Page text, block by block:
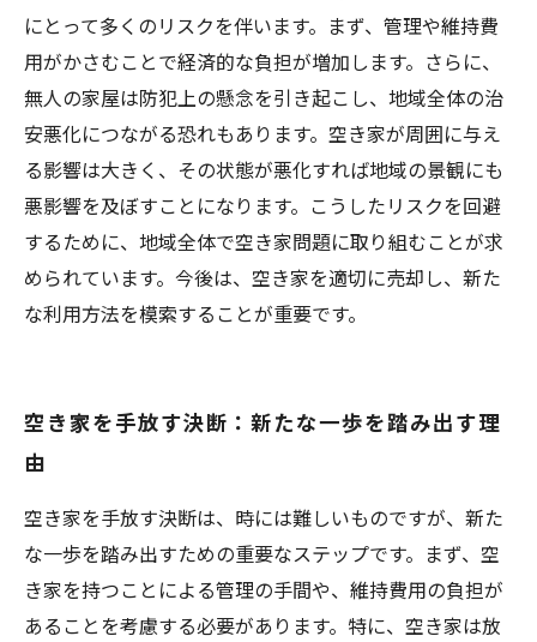
にとって多くのリスクを伴います。まず、管理や維持費
用がかさむことで経済的な負担が増加します。さらに、
無人の家屋は防犯上の懸念を引き起こし、地域全体の治
安悪化につながる恐れもあります。空き家が周囲に与え
る影響は大きく、その状態が悪化すれば地域の景観にも
悪影響を及ぼすことになります。こうしたリスクを回避
するために、地域全体で空き家問題に取り組むことが求
められています。今後は、空き家を適切に売却し、新た
な利用方法を模索することが重要です。
空き家を手放す決断：新たな一歩を踏み出す理
由
空き家を手放す決断は、時には難しいものですが、新た
な一歩を踏み出すための重要なステップです。まず、空
き家を持つことによる管理の手間や、維持費用の負担が
あることを考慮する必要があります。特に、空き家は放